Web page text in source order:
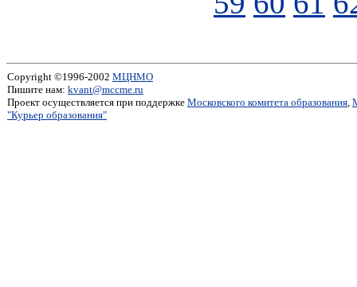
Copyright ©1996-2002 МЦНМО
Пишите нам: kvant@mccme.ru
Проект осуществляется при поддержке Московского комитета образования,
"Курьер образования"